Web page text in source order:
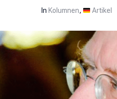
In Kolumnen, Artikel